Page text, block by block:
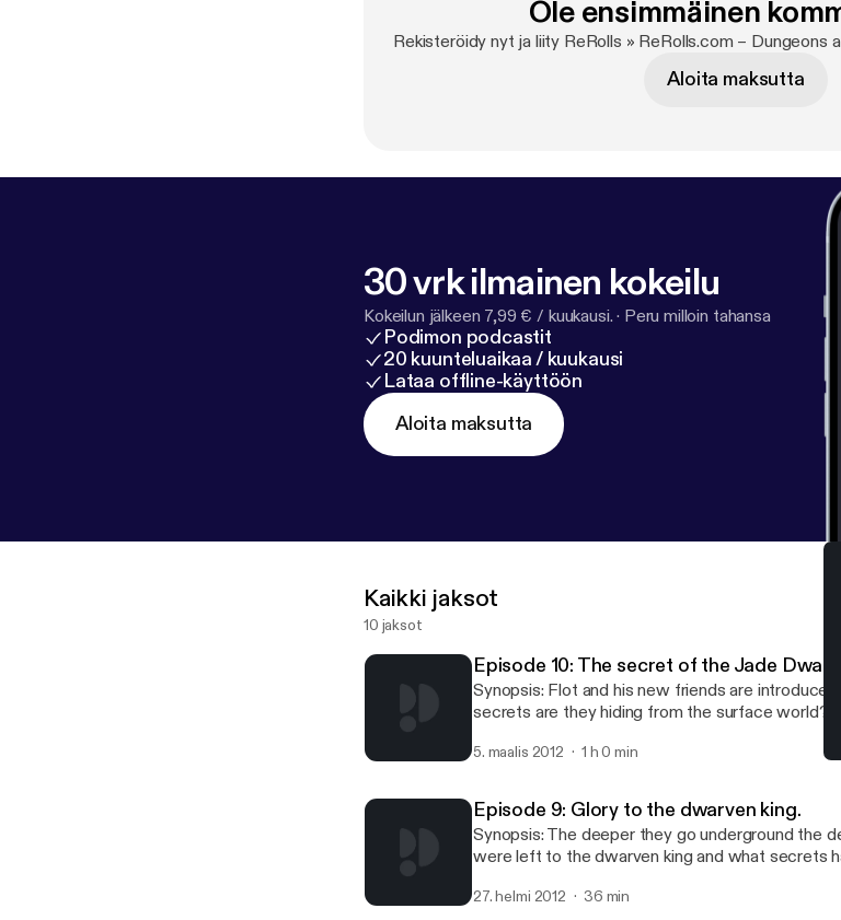
Ole ensimmäinen
Rekisteröidy nyt ja liity ReRolls » ReRolls.com – Dungeons
Aloita maksutta
30 vrk ilmainen kokeilu
Kokeilun jälkeen 7,99 € / kuukausi. · Peru milloin tahansa
Podimon podcastit
20 kuunteluaikaa / kuukausi
Lataa offline-käyttöön
Aloita maksutta
Kaikki jaksot
10 jaksot
Episode 10: The secret of the Jade
Synopsis: Flot and his new friends are
secrets are they hiding from the surface world?
5. maalis 2012 1 h 0 min
Episode 9: Glory to the dwarven king.
Synopsis: The deeper they go underground the
were left to the dwarven king and what secrets
27. helmi 2012 36 min